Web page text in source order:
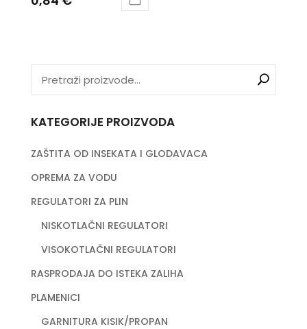
KATEGORIJE PROIZVODA
ZAŠTITA OD INSEKATA I GLODAVACA
OPREMA ZA VODU
REGULATORI ZA PLIN
NISKOTLAČNI REGULATORI
VISOKOTLAČNI REGULATORI
RASPRODAJA DO ISTEKA ZALIHA
PLAMENICI
GARNITURA KISIK/PROPAN